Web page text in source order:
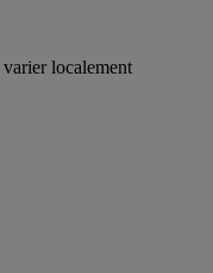
localement